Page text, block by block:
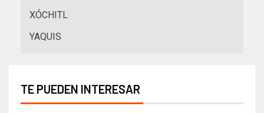
XÓCHITL
YAQUIS
TE PUEDEN INTERESAR